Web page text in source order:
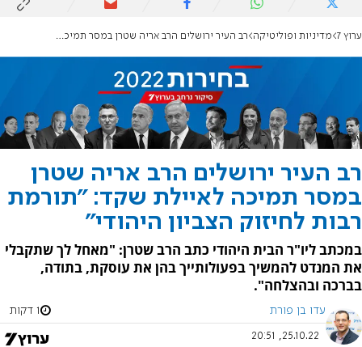
ערוץ 7 מדיניות ופוליטיקה רב העיר ירושלים הרב אריה שטרן במסר תמיכה לאיילת שקד: "תורמת רבות לחיזוק הצביון היהודי"
רב העיר ירושלים הרב אריה שטרן
במסר תמיכה לאיילת שקד: "תורמת
רבות לחיזוק הצביון היהודי"
במכתב ליו"ר הבית היהודי כתב הרב שטרן: "מאחל לך שתקבלי
את המנדט להמשיך בפעולותייך בהן את עוסקת, בתודה,
בברכה ובהצלחה".
עדו בן פורת 1 דקות
25.10.22, 20:51